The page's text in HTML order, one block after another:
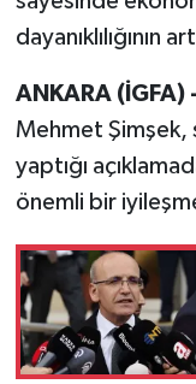
dayanıklılığının
ANKARA (İGFA)
Mehmet Şimşek,
yaptığı
önemli bir